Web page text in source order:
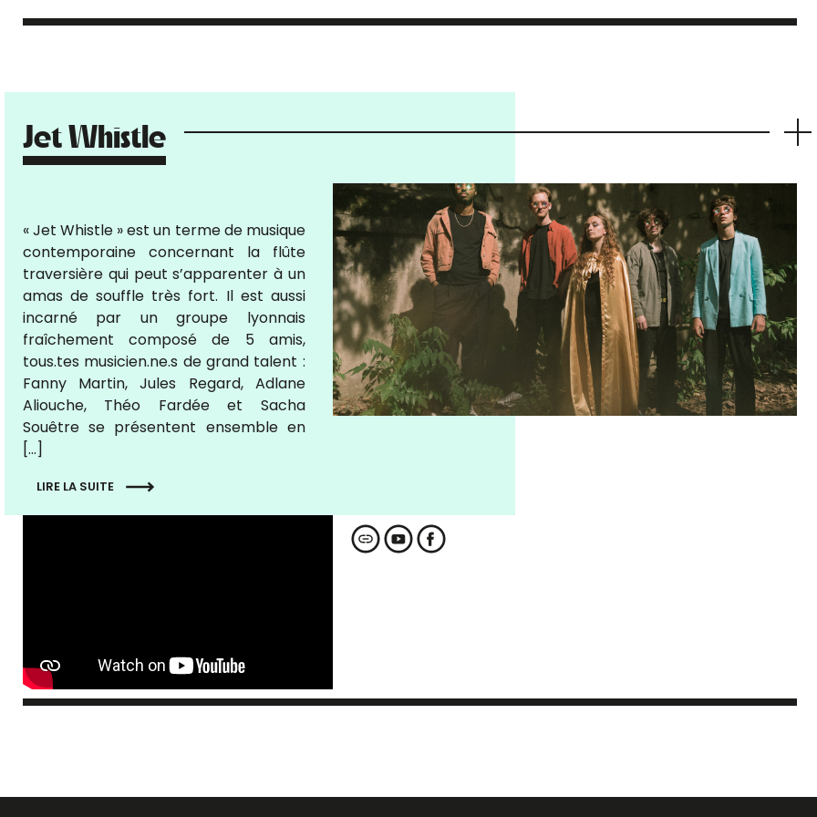
Jet Whistle
« Jet Whistle » est un terme de musique
contemporaine concernant la flûte
traversière qui peut s’apparenter à un
amas de souffle très fort. Il est aussi
incarné par un groupe lyonnais
fraîchement composé de 5 amis,
tous.tes musicien.ne.s de grand talent :
Fanny Martin, Jules Regard, Adlane
Aliouche, Théo Fardée et Sacha
Souêtre se présentent ensemble en
[…]
LIRE LA SUITE